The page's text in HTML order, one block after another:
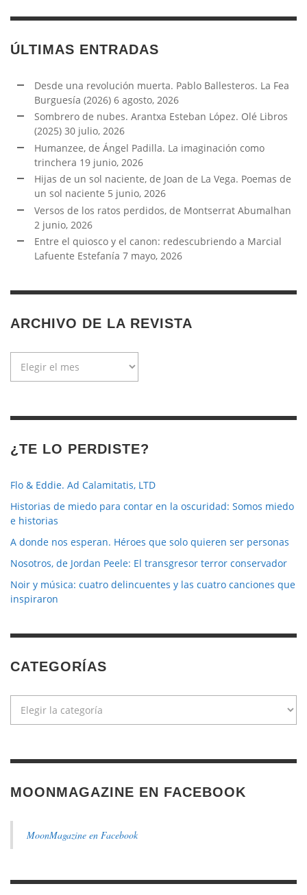
ÚLTIMAS ENTRADAS
Desde una revolución muerta. Pablo Ballesteros. La Fea
Burguesía (2026) 6 agosto, 2026
Sombrero de nubes. Arantxa Esteban López. Olé Libros
(2025) 30 julio, 2026
Humanzee, de Ángel Padilla. La imaginación como
trinchera 19 junio, 2026
Hijas de un sol naciente, de Joan de La Vega. Poemas de
un sol naciente 5 junio, 2026
Versos de los ratos perdidos, de Montserrat Abumalhan
2 junio, 2026
Entre el quiosco y el canon: redescubriendo a Marcial
Lafuente Estefanía 7 mayo, 2026
ARCHIVO DE LA REVISTA
¿TE LO PERDISTE?
Flo & Eddie. Ad Calamitatis, LTD
Historias de miedo para contar en la oscuridad: Somos miedo
e historias
A donde nos esperan. Héroes que solo quieren ser personas
Nosotros, de Jordan Peele: El transgresor terror conservador
Noir y música: cuatro delincuentes y las cuatro canciones que
inspiraron
CATEGORÍAS
MOONMAGAZINE EN FACEBOOK
MoonMagazine en Facebook